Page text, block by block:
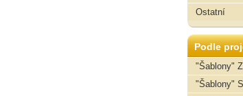
Ostatní
Podle
"Šablony"
"Šablony"